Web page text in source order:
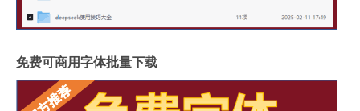
免费可商用字体批量下载